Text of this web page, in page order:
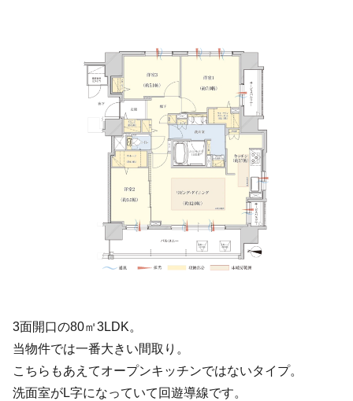
3面開口の80㎡3LDK。
当物件では一番大きい間取り。
こちらもあえてオープンキッチンではないタイプ。
洗面室がL字になっていて回遊導線です。